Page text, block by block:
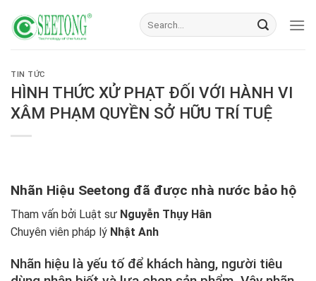
content
TIN TỨC
HÌNH THỨC XỬ PHẠT ĐỐI VỚI HÀNH VI
XÂM PHẠM QUYỀN SỞ HỮU TRÍ TUỆ
Nhãn Hiệu Seetong đã được nhà nước bảo hộ
Tham vấn bởi Luật sư Nguyễn Thụy Hân
Chuyên viên pháp lý Nhật Anh
Nhãn hiệu là yếu tố để khách hàng, người tiêu